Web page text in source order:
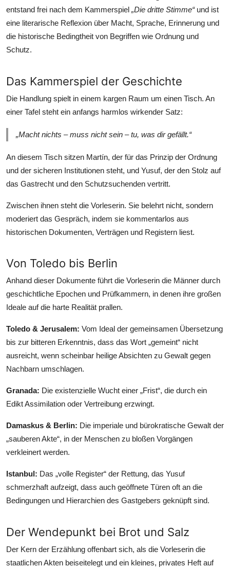
entstand frei nach dem Kammerspiel „Die dritte Stimme“und ist
eine literarische Reflexion über Macht, Sprache, Erinnerung und
die historische Bedingtheit von Begriffen wie Ordnung und
Schutz.
Das Kammerspiel der Geschichte
Die Handlung spielt in einem kargen Raum um einen Tisch. An
einer Tafel steht ein anfangs harmlos wirkender Satz:
„Macht nichts – muss nicht sein – tu, was dir gefällt.“
An diesem Tisch sitzen Martín, der für das Prinzip der Ordnung
und der sicheren Institutionen steht, und Yusuf, der den Stolz auf
das Gastrecht und den Schutzsuchenden vertritt.
Zwischen ihnen steht die Vorleserin. Sie belehrt nicht, sondern
moderiert das Gespräch, indem sie kommentarlos aus
historischen Dokumenten, Verträgen und Registern liest.
Von Toledo bis Berlin
Anhand dieser Dokumente führt die Vorleserin die Männer durch
geschichtliche Epochen und Prüfkammern, in denen ihre großen
Ideale auf die harte Realität prallen.
Toledo & Jerusalem: Vom Ideal der gemeinsamen Übersetzung
bis zur bitteren Erkenntnis, dass das Wort „gemeint“ nicht
ausreicht, wenn scheinbar heilige Absichten zu Gewalt gegen
Nachbarn umschlagen.
Granada: Die existenzielle Wucht einer „Frist“, die durch ein
Edikt Assimilation oder Vertreibung erzwingt.
Damaskus & Berlin: Die imperiale und bürokratische Gewalt der
„sauberen Akte“, in der Menschen zu bloßen Vorgängen
verkleinert werden.
Istanbul: Das „volle Register“ der Rettung, das Yusuf
schmerzhaft aufzeigt, dass auch geöffnete Türen oft an die
Bedingungen und Hierarchien des Gastgebers geknüpft sind.
Der Wendepunkt bei Brot und Salz
Der Kern der Erzählung offenbart sich, als die Vorleserin die
staatlichen Akten beiseitelegt und ein kleines, privates Heft auf